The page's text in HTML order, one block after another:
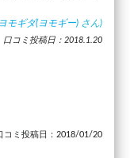
モギダ(ヨモギー) さん)
口コミ投稿日：2018.1.20
コミ投稿日：2018/01/20